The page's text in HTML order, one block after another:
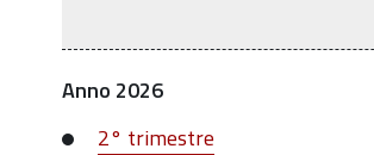
Anno 2026
2° trimestre